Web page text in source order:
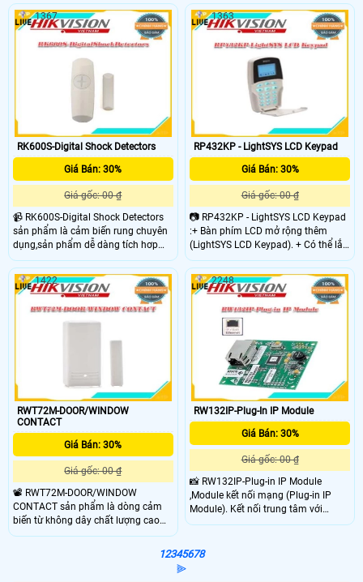
số. - Bộ vi xử lý kỹ thuật số xử lý tín
hiệu kỹ thuật số thông minh. - Đèn
led 3 màu báo chính xác theo mức
độ. - Dùng chân 3V. - Pin B30V
không kèm theo.
RK600S-Digital Shock Detectors
Giá Bán: 30%
Giá gốc: 00 ₫
📹 RK600S-Digital Shock Detectors
sản phẩm là cảm biến rung chuyên
dụng,sản phẩm dễ dàng tích hơp
cho các dòng trung tâm báo
động.Được sử dụng rộng rãi để bảo
vệ máy ATM khỏi trộm cắp và phá
1367
RP432KP - LightSYS LCD Keypad
Giá Bán: 30%
Giá gốc: 00 ₫
📷 RP432KP - LightSYS LCD Keypad
:+ Bàn phím LCD mở rộng thêm
(LightSYS LCD Keypad). + Có thể lắp
tối đa 4 bàn phím cho 1 trung tâm
báo động.
1363
RWT72M-DOOR/WINDOW
CONTACT
Giá Bán: 30%
Giá gốc: 00 ₫
📽 RWT72M-DOOR/WINDOW
CONTACT sản phẩm là dòng cảm
biến từ không dây chất lượng cao
giá rẻ chuyên dụng: Cảm biến từ
không dây.Thời gian tác động có thể
1422
RW132IP-Plug-In IP Module
Giá Bán: 30%
Giá gốc: 00 ₫
📸 RW132IP-Plug-in IP Module
,Module kết nối mạng (Plug-in IP
Module). Kết nối trung tâm với
internet. Khi đó mọi sự kiện xảy ra
yếu… sẽ được báo qua Email. Có thể
2248
12345678
⫸